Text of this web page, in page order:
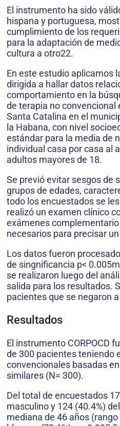
El instrumento ha sido
hispana y portuguesa,
cumplimiento de los
para la adaptación de
cultura a otro22.
En este estudio aplicamos
dirigida a hallar datos
comportamiento en la
de terapia no convencional
Santa Catalina en el
la Habana, con nivel
estándar para la media de
individual casa por casa al
adultos mayores de 18.
Se previó evitar sesgos de
grupos de edades,
todo los encuestados se
realizó un examen clínico
exámenes
necesarios para precisar
Los datos fueron
de singnificancia p<
se realizaron luego del
salida para los resultados.
pacientes que se negaron
Resultados
El instrumento CORPOCD
de 300 pacientes teniendo
convencionales basadas
similares (N= 300).
Del total de encuestados
masculino y 124 (40.4%)
mediana de 46 años